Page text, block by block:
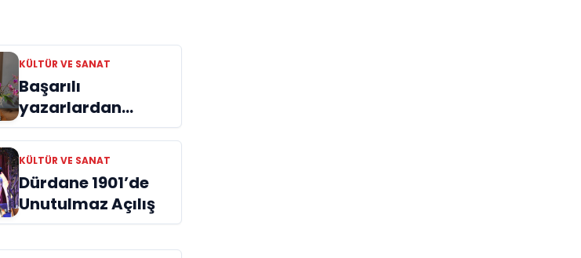
KÜLTÜR VE SANAT
Başarılı
yazarlardan
Azime Savaş’tan
başucu kitabı
“Emanet”
raflardaki yerini
aldı
KÜLTÜR VE SANAT
Dürdane 1901’de
Unutulmaz Açılış